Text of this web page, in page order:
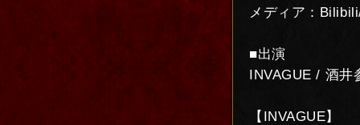
メディア：
■出演
INVAGUE / 酒
【INVAGUE】